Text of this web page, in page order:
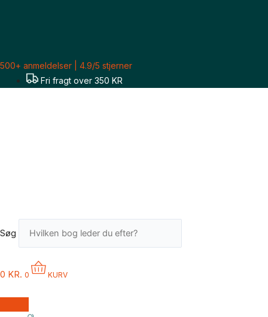
500+ anmeldelser | 4.9/5 stjerner
Fri fragt over 350 KR
Søg
0 KR. 0 KURV
Mogens
Koch